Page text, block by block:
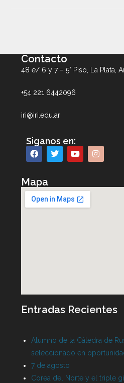
Contacto
48 e/ 6 y 7 – 5° Piso, La Plata,
+54 221 6442096
iri@iri.edu.ar
Siganos en:
Mapa
Entradas Recientes
Alumno de la Cátedra de
seleccionado en
7 de agosto
Corea del Norte y el triple